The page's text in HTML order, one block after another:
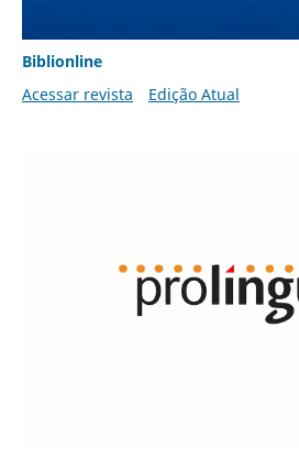
Biblionline
Acessar revista
Edição Atual